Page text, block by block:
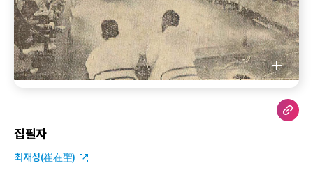
집필자
최재성(崔在聖)